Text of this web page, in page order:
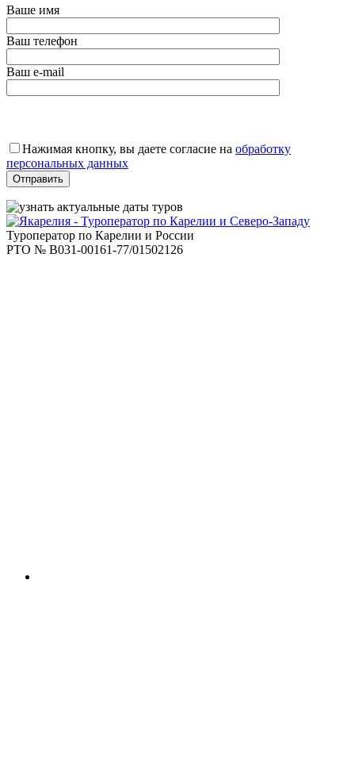
Ваше имя
Ваш телефон
Ваш e-mail
это
поле
пустым.
Нажимая кнопку, вы даете согласие на обработку
персональных данных
Туроператор по Карелии и России
РТО № В031-00161-77/01502126